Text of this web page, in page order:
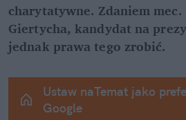
charytatywne. Zdaniem mec.
Giertycha, kandydat na
jednak prawa tego zrobić.
Ustaw naTemat jako
Google